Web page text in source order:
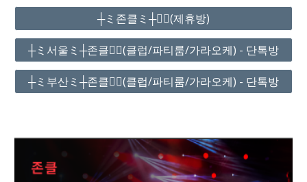
┼ミ존클ミ┼❤️‍🔥(제휴방)
┼ミ서울ミ┼존클❤️‍🔥(클럽/파티룸/가라오케) - 단톡방
┼ミ부산ミ┼존클❤️‍🔥(클럽/파티룸/가라오케) - 단톡방